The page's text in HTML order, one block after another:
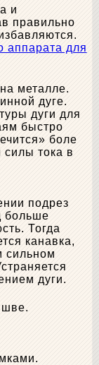
и
правильно
аппарата для
металле.
дуге.
дуги для
быстро
боле
силы тока в
подрез
больше
Тогда
канавка,
сильном
дуги.
шве.